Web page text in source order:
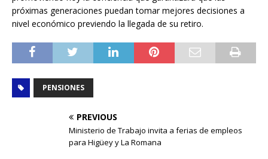
próximas generaciones puedan tomar mejores decisiones a
nivel económico previendo la llegada de su retiro.
PENSIONES
PREVIOUS
Ministerio de Trabajo invita a ferias de empleos
para Higüey y La Romana